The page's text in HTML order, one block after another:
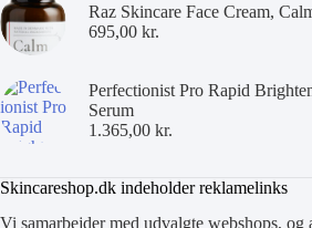
Raz Skincare Face Cream,
695,00 kr.
Perfectionist Pro Rapid
Serum
1.365,00 kr.
Skincareshop.dk indeholder reklamelinks
Vi samarbejder med udvalgte webshops,